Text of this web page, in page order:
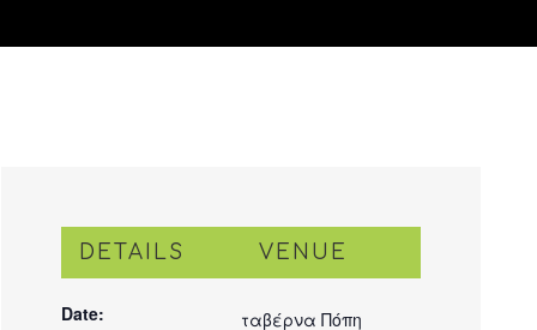
DETAILS
Date:
VENUE
ταβέρνα Πόπη